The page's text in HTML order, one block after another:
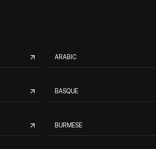
ARABIC
BASQUE
BURMESE